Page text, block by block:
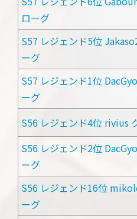
ローグ
S57 レジェンド5位
ーグ
S57 レジェンド1位
ーグ
S56 レジェンド4位 rivius
S56 レジェンド2位
ーグ
S56 レジェンド16位
ーグ